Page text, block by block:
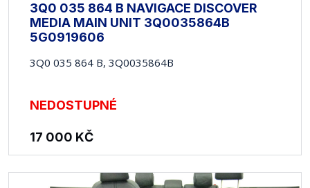
3Q0 035 864 B NAVIGACE DISCOVER
MEDIA MAIN UNIT 3Q0035864B
5G0919606
3Q0 035 864 B, 3Q0035864B
NEDOSTUPNÉ
17 000 KČ